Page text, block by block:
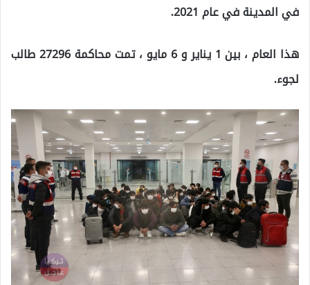
في المدينة في عام 2021.
هذا العام ، بين 1 يناير و 6 مايو ، تمت محاكمة 27296 طالب
لجوء.